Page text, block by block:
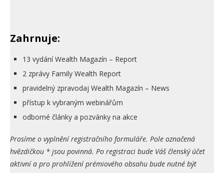
Zahrnuje:
13 vydání Wealth Magazín – Report
2 zprávy Family Wealth Report
pravidelný zpravodaj Wealth Magazín – News
přístup k vybraným webinářům
odborné články a pozvánky na akce
Prosíme o vyplnění registračního formuláře. Pole označená
hvězdičkou * jsou povinná. Po registraci bude Váš členský účet
aktivní a pro prohlížení prémiového obsahu bude nutné být